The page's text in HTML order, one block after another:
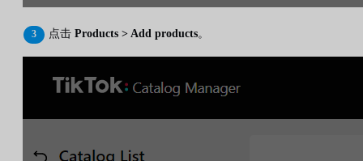
点击 Products > Add products。